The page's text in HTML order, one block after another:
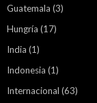
Guatemala (3)
Hungría (17)
India (1)
Indonesia (1)
Internacional (63)